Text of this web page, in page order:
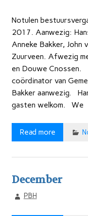
Notulen
2017. Aanwezig:
Anneke Bakker, John
Zuurveen. Afwezig
en Douwe Cnossen.
coördinator van
Bakker aanwezig.
gasten welkom. We
Read more
December
PBH